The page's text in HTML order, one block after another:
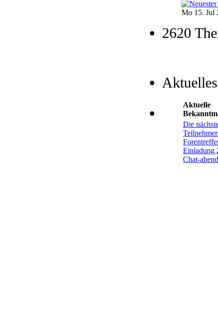
Mo 15. Jul
2620
Aktuelles
Aktuelle
Die
Einladung
Chat-abend